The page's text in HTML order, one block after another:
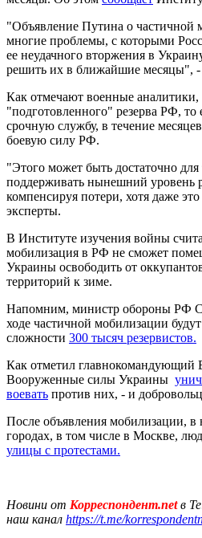
"Объявление Путина о частичной
многие проблемы, с которыми
ее неудачного вторжения в
решить их в ближайшие месяцы", -
Как отмечают военные аналитики,
"подготовленного" резерва РФ,
срочную службу, в течение
боевую силу РФ.
"Этого может быть достаточно
поддерживать нынешний уровень
компенсируя потери, хотя даже
эксперты.
В Институте изучения войны
мобилизация в РФ не сможет
Украины освободить от
территорий к зиме.
Напомним, министр обороны РФ
ходе частичной мобилизации
сложности 300 тысяч резервистов.
Как отметил
Вооруженные силы Украины
воевать против них, - и
После объявления мобилизации, в
городах, в том числе в Москве,
улицы с протестами.
Новини от Корреспондент.netв
наш канал https://t.me/